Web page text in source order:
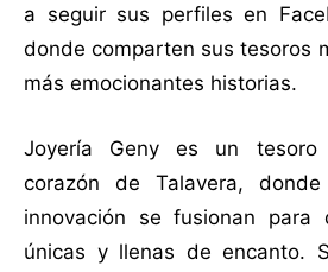
a seguir sus perfiles en
donde comparten sus tesoros
más emocionantes historias.
Joyería Geny es un
corazón de Talavera,
innovación se fusionan
únicas y llenas de encanto.